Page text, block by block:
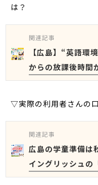
は？
関連記事
【広島】“英語環
からの放課後時間
▽実際の利用者さんの
関連記事
広島の学童準備は
イングリッシュの